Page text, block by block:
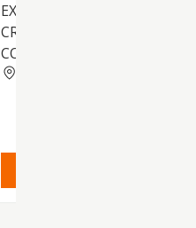
EXPLOTACION,
CRIANZA DE VINOS Y
COMERCIO DE INMUEBLES.